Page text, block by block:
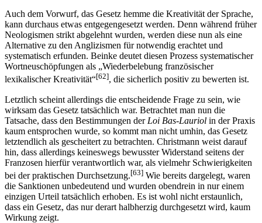
Auch dem Vorwurf, das Gesetz hemme die Kreativität der Sprache,
kann durchaus etwas entgegengesetzt werden. Denn während früher
Neologismen strikt abgelehnt wurden, werden diese nun als eine
Alternative zu den Anglizismen für notwendig erachtet und
systematisch erfunden. Beinke deutet diesen Prozess systematischer
Wortneuschöpfungen als „Wiederbelebung französischer
lexikalischer Kreativität“[62], die sicherlich positiv zu bewerten ist.
Letztlich scheint allerdings die entscheidende Frage zu sein, wie
wirksam das Gesetz tatsächlich war. Betrachtet man nun die
Tatsache, dass den Bestimmungen der Loi Bas-Lauriol in der Praxis
kaum entsprochen wurde, so kommt man nicht umhin, das Gesetz
letztendlich als gescheitert zu betrachten. Christmann weist darauf
hin, dass allerdings keineswegs bewusster Widerstand seitens der
Franzosen hierfür verantwortlich war, als vielmehr Schwierigkeiten
bei der praktischen Durchsetzung.[63] Wie bereits dargelegt, waren
die Sanktionen unbedeutend und wurden obendrein in nur einem
einzigen Urteil tatsächlich erhoben. Es ist wohl nicht erstaunlich,
dass ein Gesetz, das nur derart halbherzig durchgesetzt wird, kaum
Wirkung zeigt.